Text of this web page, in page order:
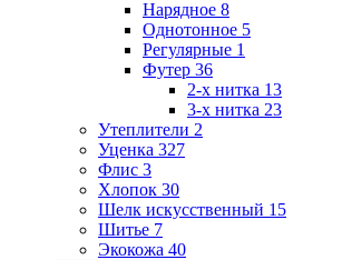
Нарядное 8
Однотонное 5
Регулярные 1
Футер 36
2-х нитка 13
3-х нитка 23
Утеплители 2
Уценка 327
Флис 3
Хлопок 30
Шелк искусственный 15
Шитье 7
Экокожа 40